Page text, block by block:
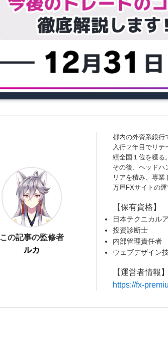
この記事の監修者
ルカ
都内の外資系銀行
入行２年目でリ
績全国１位を獲る。
その後、ヘッドハ
リアを積み、専業
万屋FXサイトの
【保有資格】
日本テクニカル
投資診断士
内部管理責任者
ウェブデザイン
【運営者情報】
https://fx-